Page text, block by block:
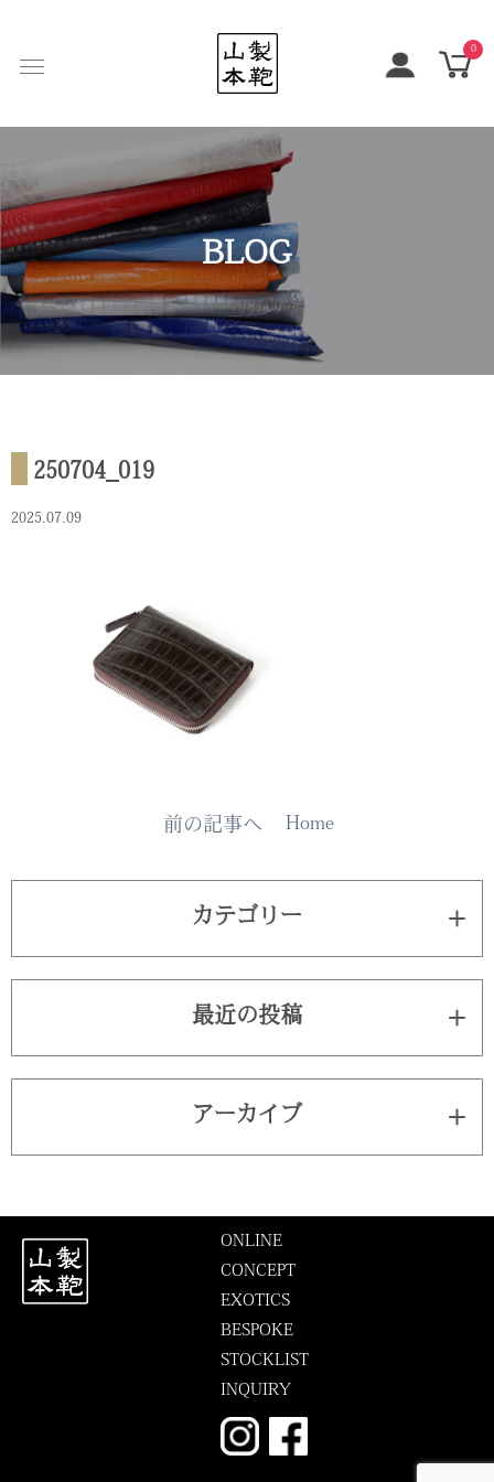
0
BLOG
250704_019
2025.07.09
前の記事へ Home
カテゴリー
最近の投稿
アーカイブ
ONLINE
CONCEPT
EXOTICS
BESPOKE
STOCKLIST
INQUIRY